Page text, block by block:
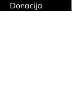
Donacija